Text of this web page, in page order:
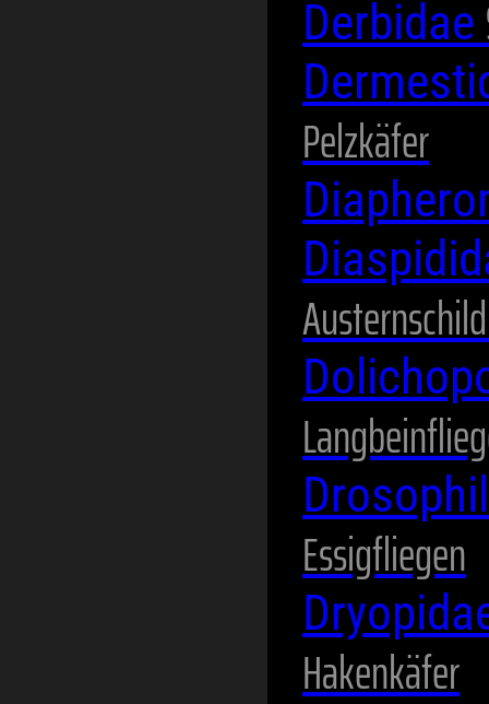
Derbidae
Pelzkäfer
Essigfliegen
Hakenkäfer